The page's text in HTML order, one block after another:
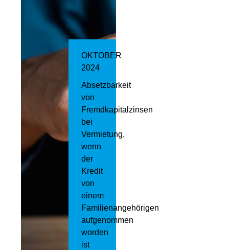
OKTOBER
2024
Absetzbarkeit
von
Fremdkapitalzinsen
bei
Vermietung,
wenn
der
Kredit
von
einem
Familienangehörigen
aufgenommen
worden
ist